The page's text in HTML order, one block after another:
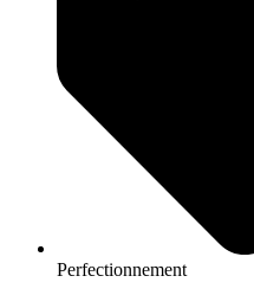
Perfectionnement